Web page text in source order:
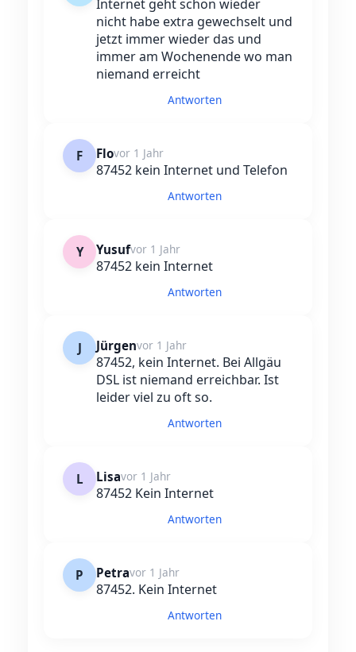
Internet geht schon wieder
nicht habe extra gewechselt und
jetzt immer wieder das und
immer am Wochenende wo man
niemand erreicht
Antworten
F Flovor 1 Jahr
87452 kein Internet und Telefon
Antworten
Y Yusufvor 1 Jahr
87452 kein Internet
Antworten
J Jürgenvor 1 Jahr
87452, kein Internet. Bei Allgäu
DSL ist niemand erreichbar. Ist
leider viel zu oft so.
Antworten
L Lisavor 1 Jahr
87452 Kein Internet
Antworten
P Petravor 1 Jahr
87452. Kein Internet
Antworten